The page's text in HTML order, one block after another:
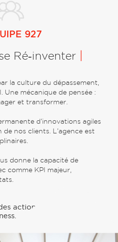
927
Ré‑inventer
la culture du dépassement,
Une mécanique de pensée :
et transformer.
d’innovations agiles
nos clients. L’agence est
donne la capacité de
comme KPI majeur,
actions et